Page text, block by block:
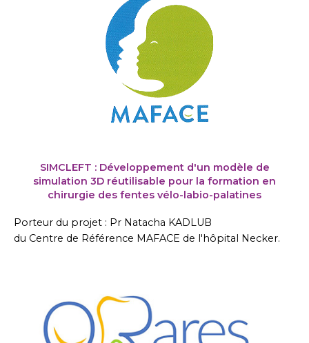
SIMCLEFT : Développement d'un modèle de
simulation 3D réutilisable pour la formation en
chirurgie des fentes vélo-labio-palatines
Porteur du projet : Pr Natacha KADLUB
du Centre de Référence MAFACE de l'hôpital Necker.